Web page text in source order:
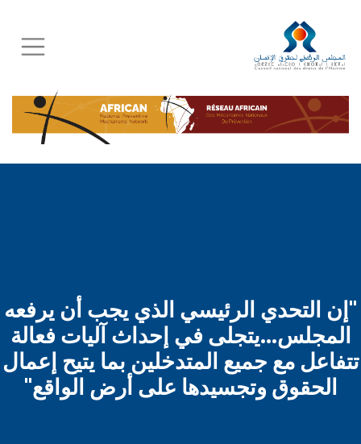
Skip
to
main
content
"إن التحدي الرئيسي الذي يجب أن يرفعه
المجلس...يتجلى في إحداث آليات فعالة
تتفاعل مع جميع المتدخلين بما يتيح إعمال
الحقوق وتجسيدها على أرض الواقع"